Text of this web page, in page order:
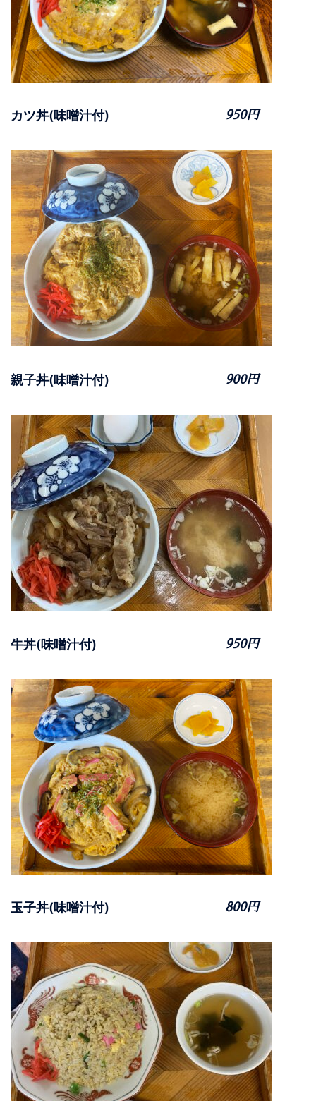
カツ丼(味噌汁付) 950円
親子丼(味噌汁付) 900円
牛丼(味噌汁付) 950円
玉子丼(味噌汁付) 800円